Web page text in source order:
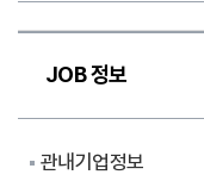
JOB 정보
관내기업정보